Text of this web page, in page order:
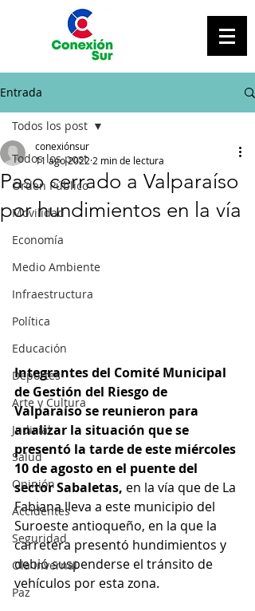
Entrada
Todos los post
Orden Público
Movilidad
Economía
Medio Ambiente
Infraestructura
Política
Educación
Deportes
Arte y Cultura
Judicial
Salud
Opinión
Accidentes
Seguridad
Ola Invernal
Paz
Todos los post
Paso cerrado a Valparaíso
por hundimientos en la vía
conexiónsur
11 ago 2022 2 min de lectura
Integrantes del Comité Municipal
de Gestión del Riesgo de
Valparaíso se reunieron para
analizar la situación que se
presentó la tarde de este miércoles
10 de agosto en el puente del
sector Sabaletas, en la vía que de La
Fabiana lleva a este municipio del
Suroeste antioqueño, en la que la
carretera presentó hundimientos y
debió suspenderse el tránsito de
vehículos por esta zona.